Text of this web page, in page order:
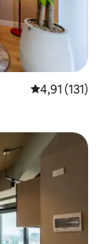
Note
4,91 (131)